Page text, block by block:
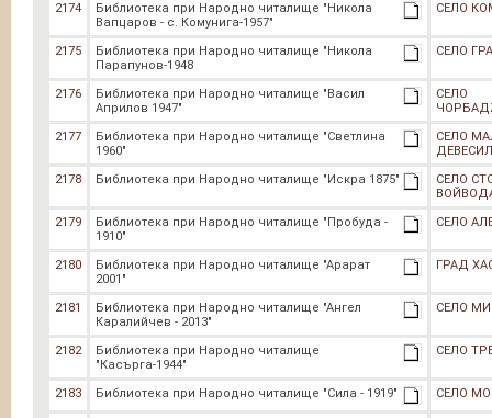
2174
Библиотека при Народно читалище "Никола
Вапцаров - с. Комунига-1957"
СЕЛО
2175
Библиотека при Народно читалище "Никола
Парапунов-1948
СЕЛО
2176
Библиотека при Народно читалище "Васил
Априлов 1947"
СЕЛО
2177
Библиотека при Народно читалище "Светлина
1960"
СЕЛО
ДЕВЕСИЛ
2178
Библиотека при Народно читалище "Искра 1875"
СЕЛО
2179
Библиотека при Народно читалище "Пробуда -
1910"
СЕЛО
2180
Библиотека при Народно читалище "Арарат
2001"
ГРАД
2181
Библиотека при Народно читалище "Ангел
Каралийчев - 2013"
СЕЛО
2182
Библиотека при Народно читалище
"Касърга-1944"
СЕЛО
2183 Библиотека при Народно читалище "Сила - 1919" СЕЛО